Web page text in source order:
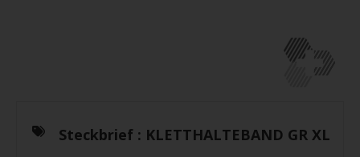
Steckbrief : KLETTHALTEBAND GR XL